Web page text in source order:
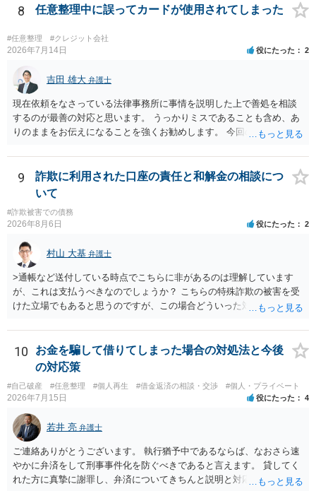
いては弁護士として能力不足なのかもしれません。相手にしない方が
良いと思います。ただ、仮想通貨詐欺の被害回復は現実的には難しい
かもしれません。
8 任意整理中に誤ってカードが使用されてしまった
#任意整理 #クレジット会社
2026年7月14日 役にたった 2
吉田 雄大 弁護士
現在依頼をなさっている法律事務所に事情を説明した上で善処を相談
するのが最善の対応と思います。 うっかりミスであることも含め、あ
りのままをお伝えになることを強くお勧めします。 今回のできごとだ
早ければ早いほどいいのは間違いありません。 ご健闘をお祈りいたし
ます。
9
詐欺に利用された口座の責任と和解金の相談につ
いて
#詐欺被害での債務
2026年8月6日 役にたった 2
村山 大基 弁護士
>通帳など送付している時点でこちらに非があるのは理解しています
が、これは支払うべきなのでしょうか？ こちらの特殊詐欺の被害を受
けた立場でもあると思うのですが、この場合どういった対処が必要で
がいいとは思います。 そもそも、特殊詐欺関係なく旦那さんの行為
は法に触れる可能性もあります。 ＞100万を支払わず穏便に和解する
ことは可能でしょうか？ →一般的には難しいです。相談者さんも１０
０万円の被害を受けたとして、１円も払わないで和解したいと言われ
たら、 できるだけ重い刑罰を与えて欲しい、と思われるのではない
でしょうか。 ＞弁護士さんに入ってもらうことで支払額が下がること
はありますか？ そこはあり得ます、ただ、弁護士費用かけるならその
分賠償に回すことも考えられるので、 兼ね合いは考えてみましょう。
10
お金を騙して借りてしまった場合の対処法と今後
の対応策
#自己破産 #任意整理 #個人再生 #借金返済の相談・交渉 #個人・プライベート
2026年7月15日 役にたった 4
若井 亮 弁護士
ご連絡ありがとうございます。 執行猶予中であるならば、なおさら速
やかに弁済をして刑事事件化を防ぐべきであると言えます。 貸してく
れた方に真摯に謝罪し、弁済についてきちんと説明と対応を行ってい